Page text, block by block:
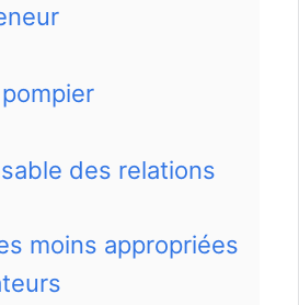
des relations
moins appropriées